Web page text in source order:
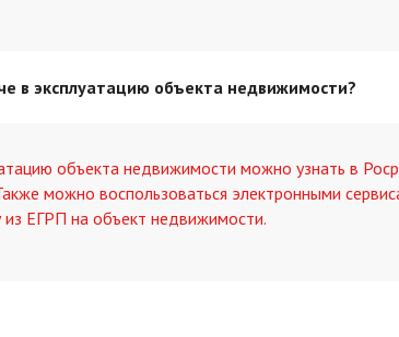
в эксплуатацию объекта недвижимости?
объекта недвижимости можно узнать в
можно воспользоваться электронными
из ЕГРП на объект недвижимости.